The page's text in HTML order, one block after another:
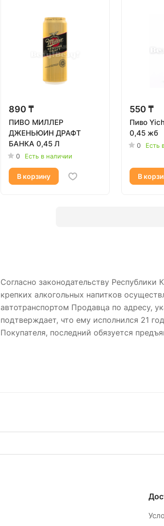
890 ₸
ПИВО МИЛЛЕР
ДЖЕНЬЮИН ДРАФТ
БАНКА 0,45 Л
0 Есть в наличии
В корзину
550 ₸
Пиво
0,45 жб
0 Есть
В
Согласно законодательству Республики
крепких алкогольных напитков
автотранспортом Продавца по адресу,
подтверждает, что ему исполнился 21
Покупателя, последний обязуется